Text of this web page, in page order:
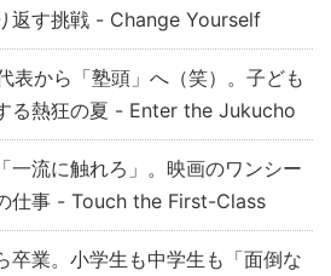
返す挑戦 - Change Yourself
表から「塾頭」へ（笑）。子ども
る熱狂の夏 - Enter the Jukucho
一流に触れろ」。映画のワンシー
仕事 - Touch the First-Class
卒業。小学生も中学生も「面倒な